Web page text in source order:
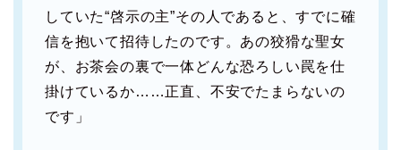
していた“啓示の主”その人であると、すでに確
信を抱いて招待したのです。あの狡猾な聖女
が、お茶会の裏で一体どんな恐ろしい罠を仕
掛けているか……正直、不安でたまらないの
です」